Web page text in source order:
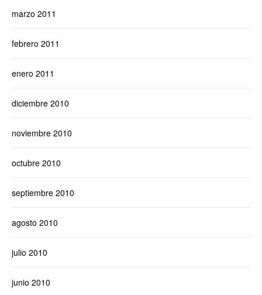
marzo 2011
febrero 2011
enero 2011
diciembre 2010
noviembre 2010
octubre 2010
septiembre 2010
agosto 2010
julio 2010
junio 2010